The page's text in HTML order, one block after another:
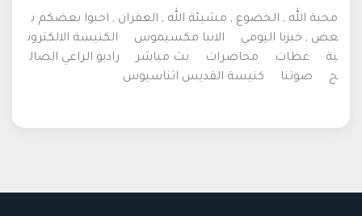
محبة الله , الخضوع , مشيئة الله , الغفران , احبوا بعضكم ب
عض , خبزنا اليومي
الانبا مكسيموس
الكنيسة الالكترون
ية
عظات محاضرات بث مباشر
راديو الراعي الصال
ح
صوتنا كنيسة القديس اثناسيوس